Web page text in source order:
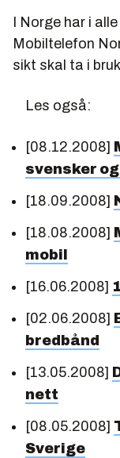
I Norge har i
Mobiltelefon
sikt skal ta i
Les også:
[08.12.2008]
svensker
[18.09.2008]
[18.08.2008]
mobil
[16.06.2008]
[02.06.2008]
bredbånd
[13.05.2008]
nett
[08.05.2008]
Sverige